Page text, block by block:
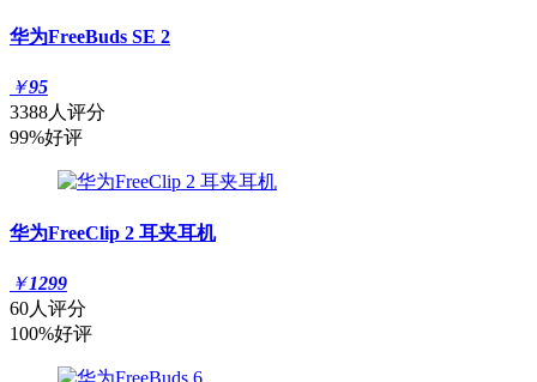
华为FreeBuds SE 2
￥95
3388人评分
99%好评
华为FreeClip 2 耳夹耳机
￥1299
60人评分
100%好评